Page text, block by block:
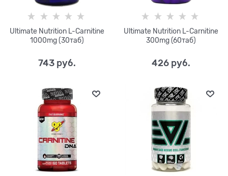
Ultimate Nutrition L-Carnitine
1000mg (30таб)
743 руб.
Ultimate Nutrition L-Carnitine
300mg (60таб)
426 руб.